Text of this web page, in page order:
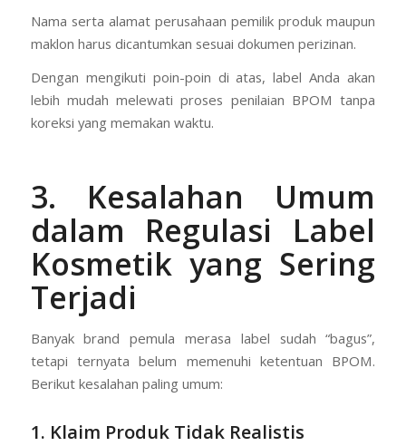
Nama serta alamat perusahaan pemilik produk maupun
maklon harus dicantumkan sesuai dokumen perizinan.
Dengan mengikuti poin-poin di atas, label Anda akan
lebih mudah melewati proses penilaian BPOM tanpa
koreksi yang memakan waktu.
3. Kesalahan Umum
dalam Regulasi Label
Kosmetik yang Sering
Terjadi
Banyak brand pemula merasa label sudah “bagus”,
tetapi ternyata belum memenuhi ketentuan BPOM.
Berikut kesalahan paling umum:
1. Klaim Produk Tidak Realistis